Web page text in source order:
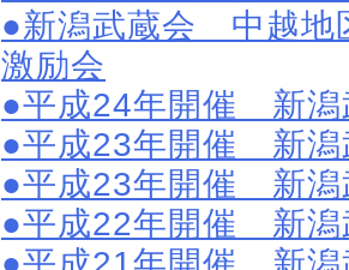
●新潟武蔵会 中越地
激励会
●平成24年開催 新潟
●平成23年開催 新
●平成23年開催 新潟
●平成22年開催 新潟